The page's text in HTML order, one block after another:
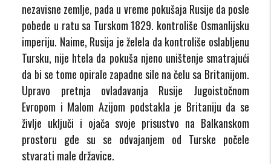
nezavisne zemlje, pada u vreme pokušaja Rusije da posle
pobede u ratu sa Turskom 1829. kontroliše Osmanlijsku
imperiju. Naime, Rusija je želela da kontroliše oslabljenu
Tursku, nije htela da pokuša njeno uništenje smatrajući
da bi se tome opirale zapadne sile na čelu sa Britanijom.
Upravo pretnja ovladavanja Rusije Jugoistočnom
Evropom i Malom Azijom podstakla je Britaniju da se
življe uključi i ojača svoje prisustvo na Balkanskom
prostoru gde su se odvajanjem od Turske počele
stvarati male državice.